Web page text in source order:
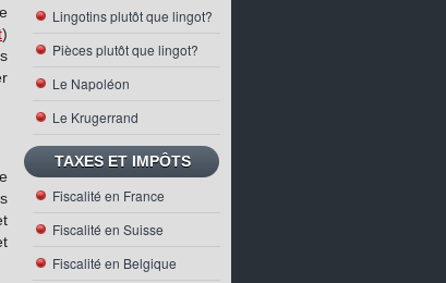
)
Lingotins plutôt que lingot?
Pièces plutôt que lingot?
Le Napoléon
Le Krugerrand
TAXES ET IMPÔTS
Fiscalité en France
Fiscalité en Suisse
Fiscalité en Belgique